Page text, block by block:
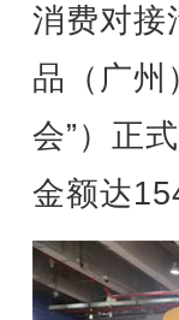
消费对接
品（广州
会”）正
金额达